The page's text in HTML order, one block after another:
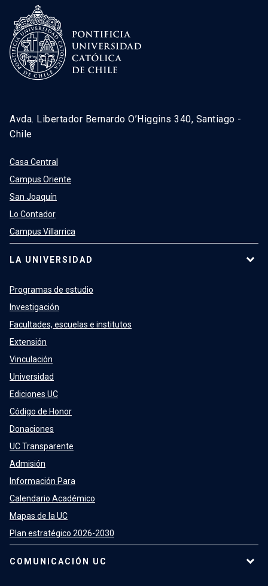
Avda. Libertador Bernardo O’Higgins 340, Santiago -
Chile
Casa Central
Campus Oriente
San Joaquín
Lo Contador
Campus Villarrica
LA UNIVERSIDAD
Programas de estudio
Investigación
Facultades, escuelas e institutos
Extensión
Vinculación
Universidad
Ediciones UC
Código de Honor
Donaciones
UC Transparente
Admisión
Información Para
Calendario Académico
Mapas de la UC
Plan estratégico 2026-2030
COMUNICACIÓN UC